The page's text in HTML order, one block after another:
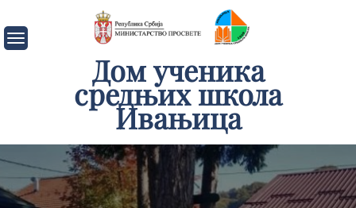
to
content
Дом ученика
средњих школа
Ивањица